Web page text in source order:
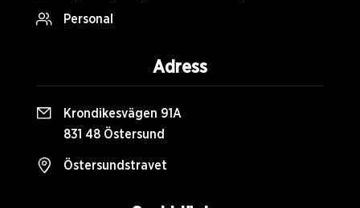
Personal
Adress
Krondikesvägen 91A
831 48 Östersund
Östersundstravet